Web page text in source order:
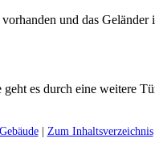
und das
es durch eine weitere
| Zum Inhaltsverzeichnis